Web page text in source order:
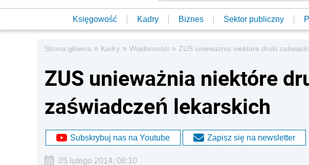
Księgowość Kadry Biznes Sektor publiczny
Strona główna » Kadry » Wiadomości » ZUS unieważnia niektóre druki
ZUS unieważnia niektóre
zaświadczeń lekarskich
Subskrybuj nas na Youtube Zapisz się na newsletter
05 lutego 2014, 08:10